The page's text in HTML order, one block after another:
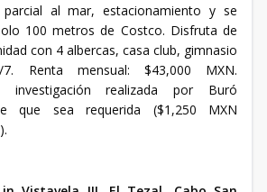
al mar, estacionamiento y se
100 metros de Costco. Disfruta de
con 4 albercas, casa club, gimnasio
Renta mensual: $43,000 MXN.
investigación realizada por Buró
que sea requerida ($1,250 MXN